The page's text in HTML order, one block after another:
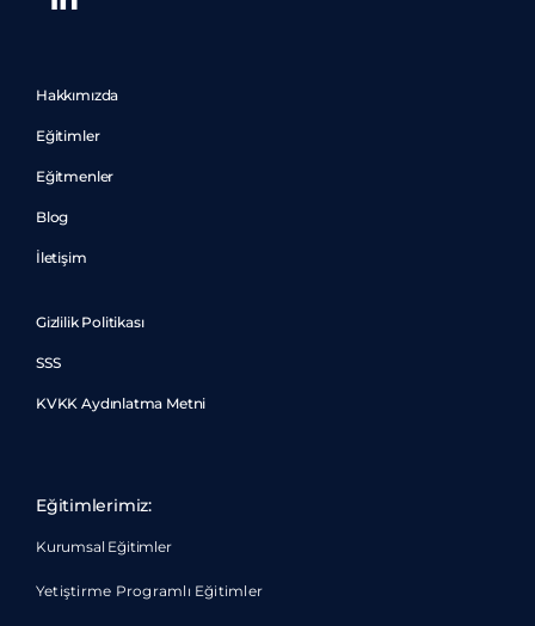
Hakkımızda
Eğitimler
Eğitmenler
Blog
İletişim
Gizlilik Politikası
SSS
KVKK Aydınlatma Metni
Eğitimlerimiz:
Kurumsal Eğitimler
Yetiştirme Programlı Eğitimler